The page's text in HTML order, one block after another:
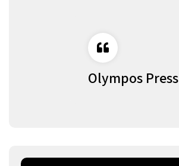
Olympos Press